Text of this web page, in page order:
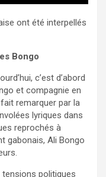
ont été interpellés
Bongo
c’est d’abord
et compagnie en
remarquer par la
lyriques dans
reprochés à
gabonais, Ali Bongo
politiques